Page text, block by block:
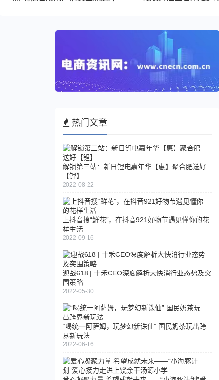
热门文章
解锁第三站：新日锂电嘉年华【惠】聚合肥送好
【锂】
2022-08-22
上抖音搜“鲜花”，在抖音921好物节遇见懂你的花
样生活
2022-09-16
迎战618 | 十禾CEO深度解析大快消行业态势及突
围策略
2022-05-30
“喝统一阿萨姆，玩梦幻新诛仙” 国民奶茶玩出跨
界新玩法
2022-06-16